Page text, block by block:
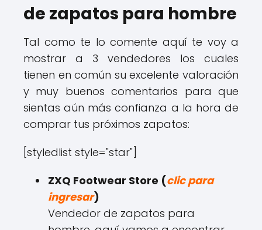
de zapatos para hombre
Tal como te lo comente aquí te voy a
mostrar a 3 vendedores los cuales
tienen en común su excelente valoración
y muy buenos comentarios para que
sientas aún más confianza a la hora de
comprar tus próximos zapatos:
[styledlist style="star"]
ZXQ Footwear Store (clic para
ingresar)
Vendedor de zapatos para